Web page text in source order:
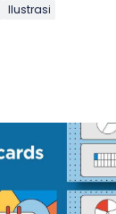
Ilustrasi